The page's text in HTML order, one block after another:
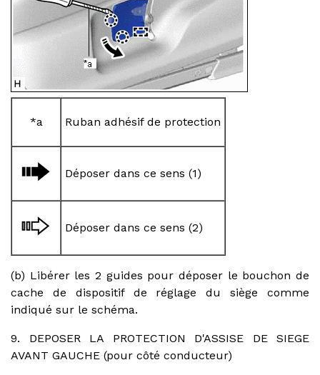
*a Ruban adhésif de protection
Déposer dans ce sens (1)
Déposer dans ce sens (2)
(b) Libérer les 2 guides pour déposer le bouchon de
cache de dispositif de réglage du siège comme
indiqué sur le schéma.
9. DEPOSER LA PROTECTION D'ASSISE DE SIEGE
AVANT GAUCHE (pour côté conducteur)